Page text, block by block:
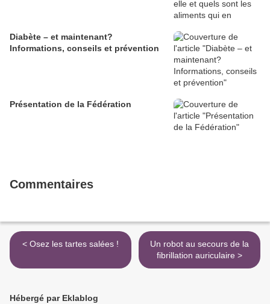
Diabète – et maintenant?
Informations, conseils et prévention
Présentation de la Fédération
Commentaires
< Osez les tartes salées !
Un robot au secours de la
fibrillation auriculaire >
Hébergé par Eklablog